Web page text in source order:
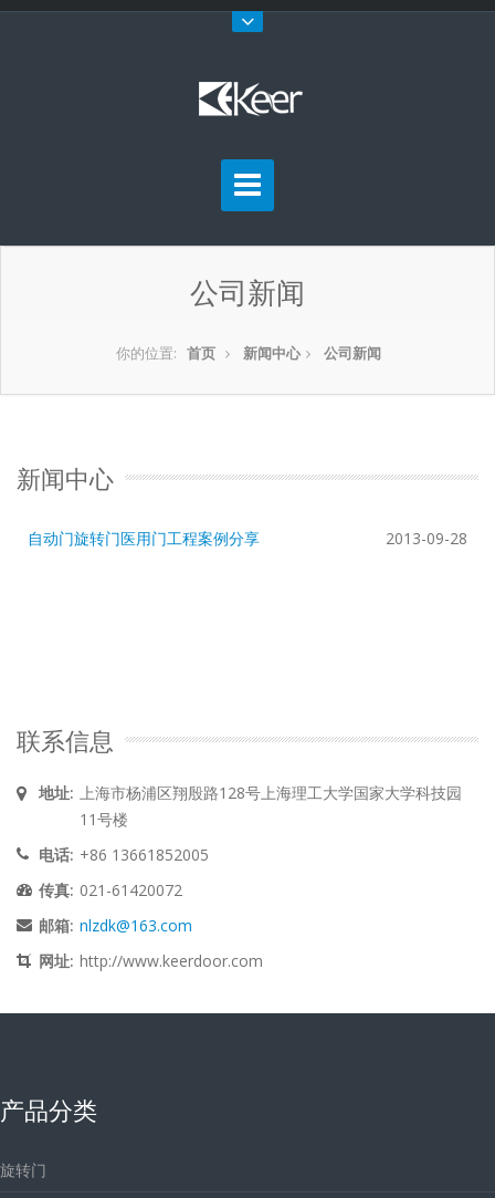
公司新闻
你的位置: 首页 新闻中心 公司新闻
新闻中心
自动门旋转门医用门工程案例分享 2013-09-28
联系信息
地址: 上海市杨浦区翔殷路128号上海理工大学国家大学科技园
11号楼
电话: +86 13661852005
传真: 021-61420072
邮箱: nlzdk@163.com
网址: http://www.keerdoor.com
产品分类
旋转门